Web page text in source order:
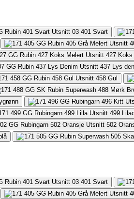
401 Svart
427 Koks
437 Lys
458 Gul
499 Lilac
502
401 Svart